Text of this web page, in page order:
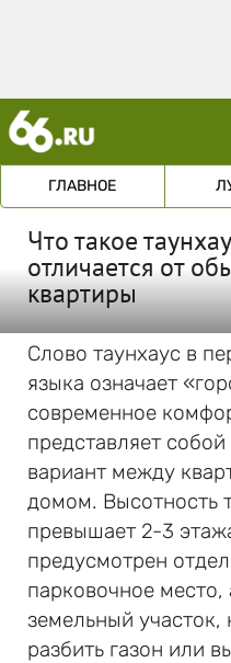
ГЛАВНОЕ
Что такое
отличается от
квартиры
Слово таунхаус в
языка означает
современное
представляет
вариант между
домом. Высотность
превышает 2-3
предусмотрен
парковочное
земельный
разбить газон или